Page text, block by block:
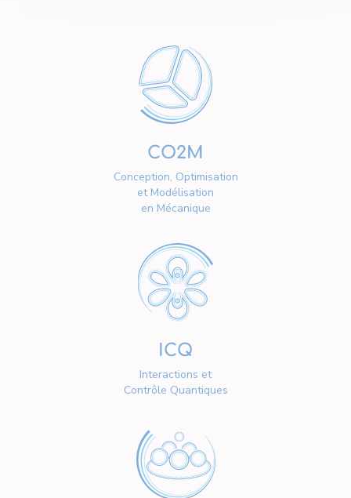
CO2M
Conception, Optimisation
et Modélisation
en Mécanique
ICQ
Interactions et
Contrôle Quantiques